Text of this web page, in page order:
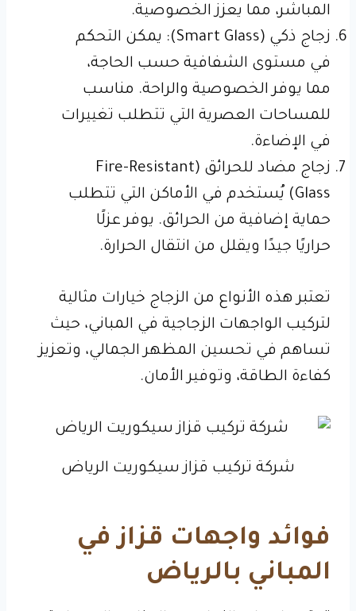
المباشر، مما يعزز الخصوصية.
زجاج ذكي (Smart Glass): يمكن التحكم
في مستوى الشفافية حسب الحاجة،
مما يوفر الخصوصية والراحة. مناسب
للمساحات العصرية التي تتطلب تغييرات
في الإضاءة.
زجاج مضاد للحرائق (Fire-Resistant
Glass) يُستخدم في الأماكن التي تتطلب
حماية إضافية من الحرائق. يوفر عزلًا
حراريًا جيدًا ويقلل من انتقال الحرارة.
تعتبر هذه الأنواع من الزجاج خيارات مثالية
لتركيب الواجهات الزجاجية في المباني، حيث
تساهم في تحسين المظهر الجمالي، وتعزيز
كفاءة الطاقة، وتوفير الأمان.
شركة تركيب قزاز سيكوريت الرياض
فوائد واجهات قزاز في
المباني بالرياض